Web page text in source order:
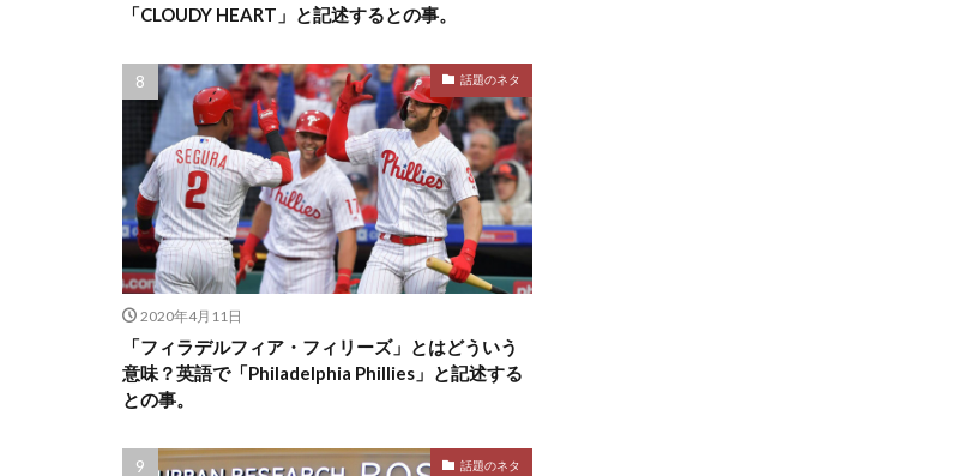
「CLOUDY HEART」と記述するとの事。
話題のネタ
2020年4月11日
「フィラデルフィア・フィリーズ」とはどういう
意味？英語で「Philadelphia Phillies」と記述する
との事。
話題のネタ